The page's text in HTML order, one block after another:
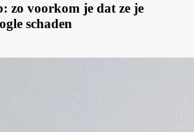
zo voorkom je dat ze je
schaden